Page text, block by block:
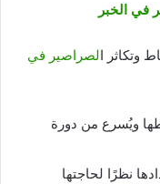
في الخبر
وتكاثر الصراصير في
ويُسرع من دورة
نظرًا لحاجتها